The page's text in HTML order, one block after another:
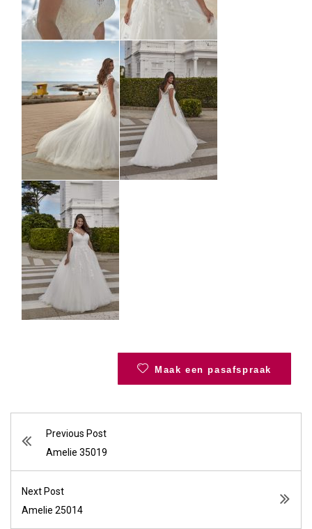
Maak een pasafspraak
Previous Post
Amelie 35019
Next Post
Amelie 25014